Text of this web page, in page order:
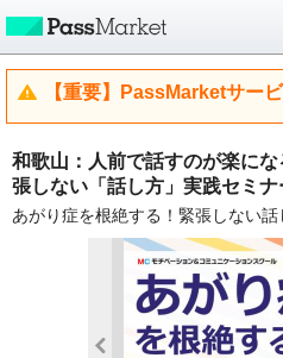
【重要】PassMarketサー
和歌山：人前で話すのが楽に
張しない「話し方」実践セミナ
あがり症を根絶する！緊張しない話